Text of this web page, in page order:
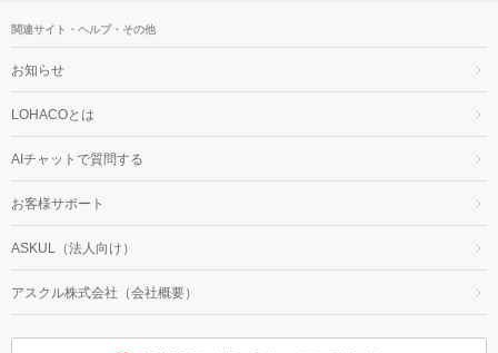
関連サイト・ヘルプ・その他
お知らせ
LOHACOとは
AIチャットで質問する
お客様サポート
ASKUL（法人向け）
アスクル株式会社（会社概要）